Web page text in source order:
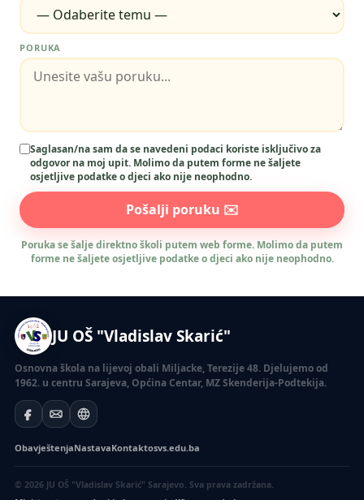
PORUKA
Saglasan/na sam da se navedeni podaci koriste isključivo za
odgovor na moj upit. Molimo da putem forme ne šaljete
osjetljive podatke o djeci ako nije neophodno.
Pošalji poruku ✉️
Poruka se šalje direktno školi putem web forme. Molimo da putem
forme ne šaljete osjetljive podatke o djeci ako nije neophodno.
JU OŠ "Vladislav Skarić"
Osnovna škola na lijevoj obali Miljacke, Terezije 48. Djelujemo od
1962. u centru Sarajeva, Općina Centar, MZ Skenderija-Podtekija.
ObavještenjaNastavaKontaktosvs.edu.ba
© 2026 JU OŠ "Vladislav Skarić" Sarajevo. Sva prava zadržana.